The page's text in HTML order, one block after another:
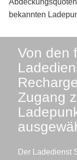
bekannten
Von den
Zugang
Der Ladedienst